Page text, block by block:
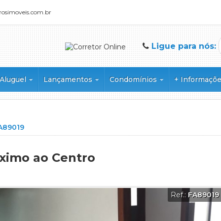
Ligue para nós:
Aluguel
Comercial
Lançamentos
Apartamento
Condomínios
Condomínio Alphaville 2
Condomínio Alto da Boa Vista -
Condomínio Alto do Vale
Condomínio Ana Carolina
+
Parceiros
ao Centro
Ref.: FA89019